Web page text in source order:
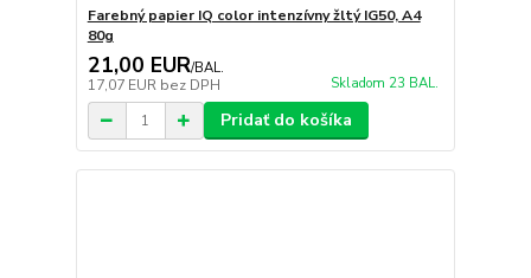
Farebný papier IQ color intenzívny žltý IG50, A4
80g
21,00 EUR/BAL.
17,07 EUR bez DPH Skladom 23 BAL.
Pridať do košíka